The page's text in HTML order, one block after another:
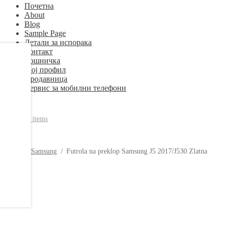
Почетна
About
Blog
Sample Page
Детали за испорака
Контакт
Кошничка
Мој профил
Продавница
Сервис за мобилни телефони
0 items
Samsung / Futrola na preklop Samsung J5 2017/J530 Zlatna